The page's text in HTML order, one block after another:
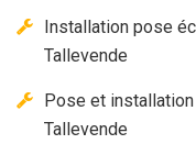
Installation pose
Tallevende
Pose et
Tallevende